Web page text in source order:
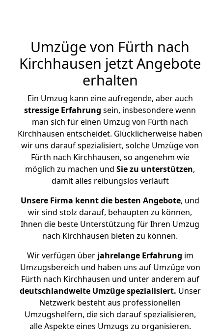
Umzüge von Fürth nach
Kirchhausen jetzt Angebote
erhalten
Ein Umzug kann eine aufregende, aber auch
stressige Erfahrung sein, insbesondere wenn
man sich für einen Umzug von Fürth nach
Kirchhausen entscheidet. Glücklicherweise haben
wir uns darauf spezialisiert, solche Umzüge von
Fürth nach Kirchhausen, so angenehm wie
möglich zu machen und Sie zu unterstützen,
damit alles reibungslos verläuft
Unsere Firma kennt die besten Angebote, und
wir sind stolz darauf, behaupten zu können,
Ihnen die beste Unterstützung für Ihren Umzug
nach Kirchhausen bieten zu können.
Wir verfügen überjahrelange Erfahrung im
Umzugsbereich und haben uns auf Umzüge von
Fürth nach Kirchhausen und unter anderem auf
deutschlandweite Umzüge spezialisiert. Unser
Netzwerk besteht aus professionellen
Umzugshelfern, die sich darauf spezialisieren,
alle Aspekte eines Umzugs zu organisieren.